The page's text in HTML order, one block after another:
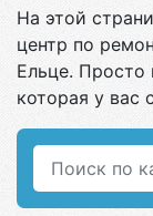
На этой
центр по
Ельце. Просто
которая у вас